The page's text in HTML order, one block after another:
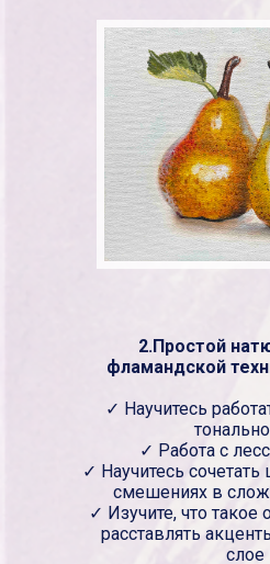
2.Простой
фламандской
✓ Научитесь
✓ Работа с
✓ Научитесь сочетать
смешениях в
✓ Изучите, что такое
расставлять
слое